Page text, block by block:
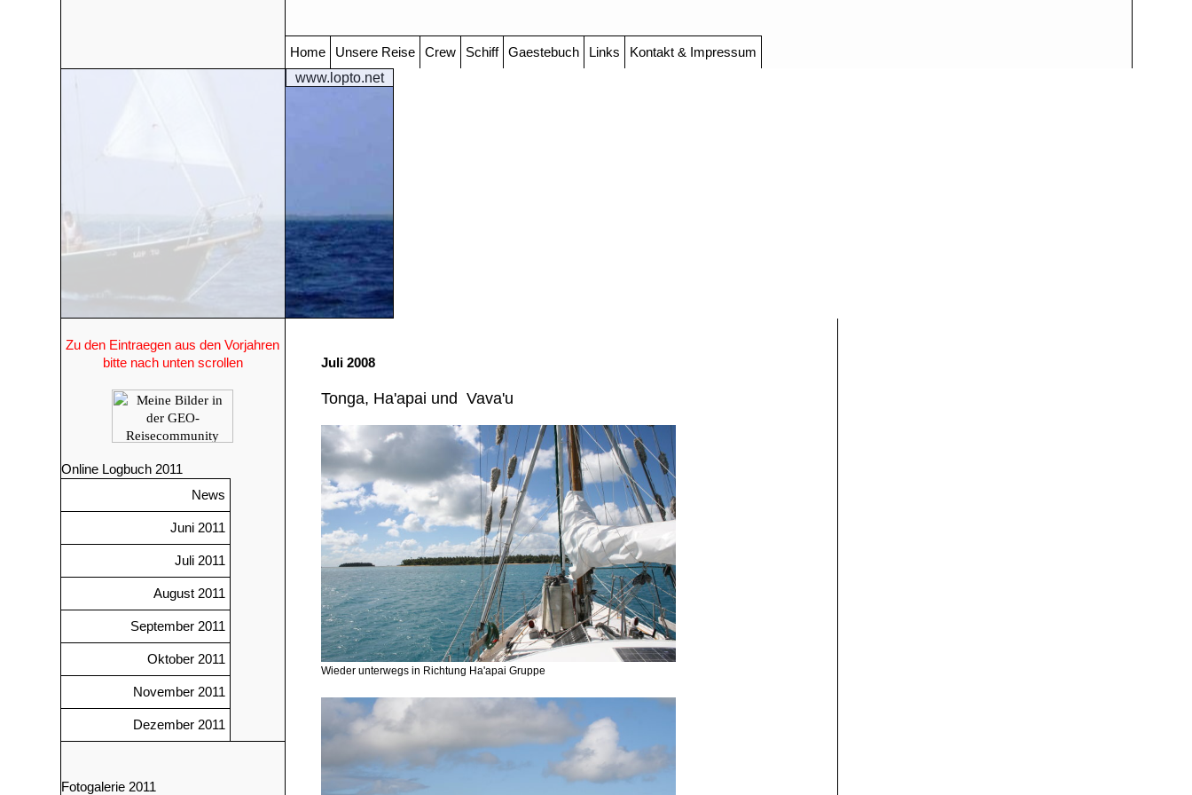
Home Unsere Reise Crew Schiff Gaestebuch Links Kontakt & Impressum
www.lopto.net
Zu den Eintraegen aus den Vorjahren
bitte nach unten scrollen
Online Logbuch 2011
News
Juni 2011
Juli 2011
August 2011
September 2011
Oktober 2011
November 2011
Dezember 2011
Fotogalerie 2011
Juli 2008
Tonga, Ha'apai und Vava'u
Wieder unterwegs in Richtung Ha'apai Gruppe